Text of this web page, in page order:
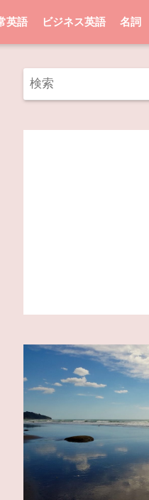
英語 ビジネス英語 名詞